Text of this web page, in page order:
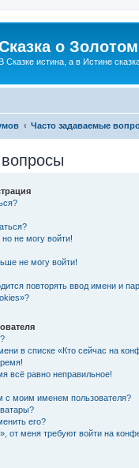
о
Сказке истина, а в Истине
Часто задаваемые
но не могу войти!
не могу войти!
повторять ввод имени и
в списке «Кто сейчас на
всё равно неправильное!
с моим именем пользователя?
его?
от меня требуют войти на